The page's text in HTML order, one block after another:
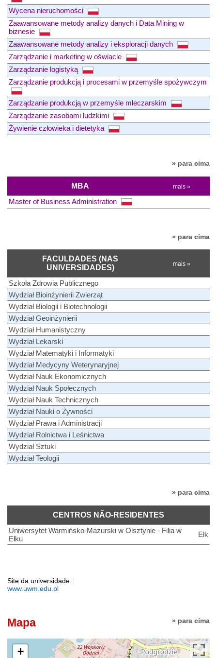
Wycena nieruchomości
Zaawansowane metody analizy danych i Data Mining w
biznesie
Zaawansowane metody analizy i eksploracji danych
Zarządzanie i marketing w oświacie
Zarządzanie logistyką
Zarządzanie produkcją i procesami w przemyśle spożywczym
Zarządzanie produkcją w przemyśle mleczarskim
Zarządzanie zasobami ludzkimi
Żywienie człowieka i dietetyka
» para cima
MBA mais »
Master of Business Administration
» para cima
FACULDADES (NAS
UNIVERSIDADES)
mais »
Szkoła Zdrowia Publicznego
Wydział Bioinżynierii Zwierząt
Wydział Biologii i Biotechnologii
Wydział Geoinżynierii
Wydział Humanistyczny
Wydział Lekarski
Wydział Matematyki i Informatyki
Wydział Medycyny Weterynaryjnej
Wydział Nauk Ekonomicznych
Wydział Nauk Społecznych
Wydział Nauk Technicznych
Wydział Nauki o Żywności
Wydział Prawa i Administracji
Wydział Rolnictwa i Leśnictwa
Wydział Sztuki
Wydział Teologii
» para cima
CENTROS NÃO-RESIDENTES
Uniwersytet Warmińsko-Mazurski w Olsztynie - Filia w
Ełku
Ełk
Site da universidade:
www.uwm.edu.pl
» para cima
Mapa
+